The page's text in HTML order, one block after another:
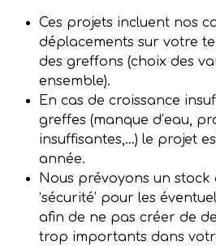
Ces projets incluent nos
déplacements sur votre
des greffons (choix des
ensemble).
En cas de croissance
greffes (manque d’eau,
insuffisantes,…) le projet
année.
Nous prévoyons un
‘sécurité’ pour les
afin de ne pas créer de
trop importants dans